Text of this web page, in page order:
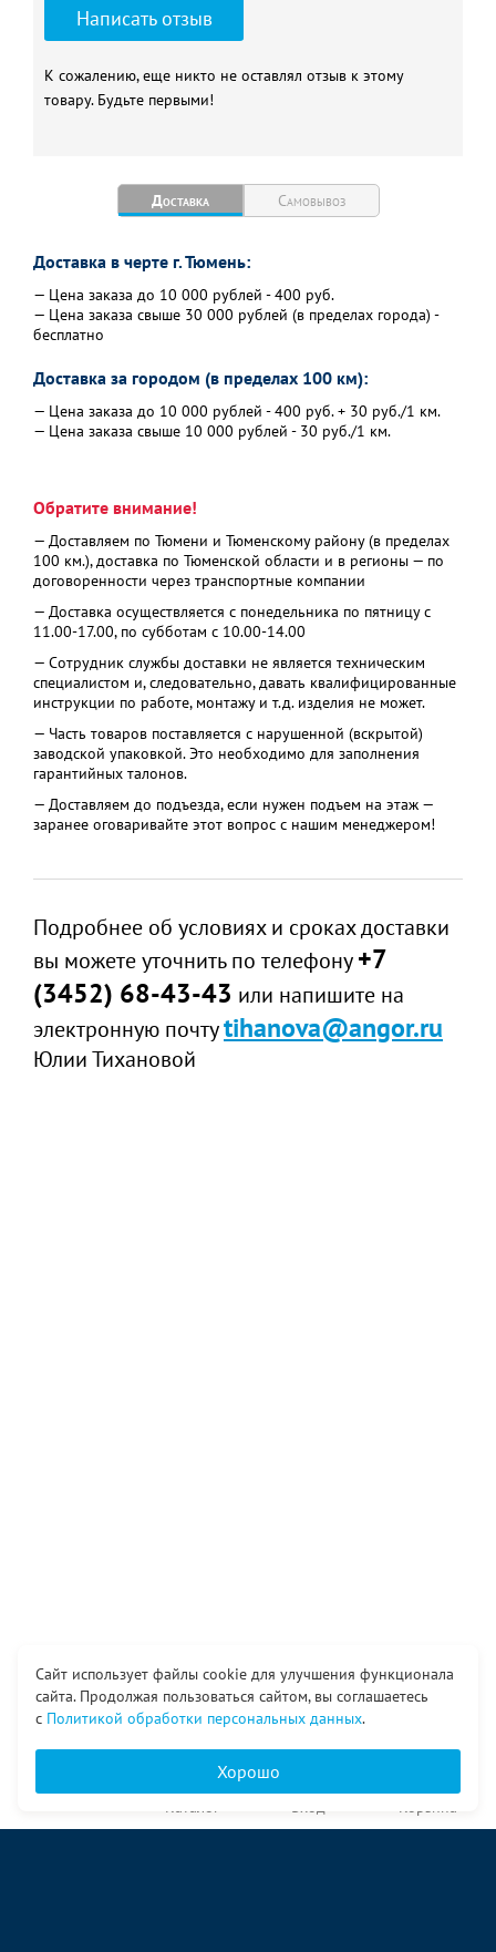
Написать отзыв
К сожалению, еще никто не оставлял отзыв к этому
товару. Будьте первыми!
Доставка Самовывоз
Доставка в черте г. Тюмень:
— Цена заказа до 10 000 рублей - 400 руб.
— Цена заказа свыше 30 000 рублей (в пределах города) -
бесплатно
Доставка за городом (в пределах 100 км):
— Цена заказа до 10 000 рублей - 400 руб. + 30 руб./1 км.
— Цена заказа свыше 10 000 рублей - 30 руб./1 км.
Обратите внимание!
— Доставляем по Тюмени и Тюменскому району (в пределах
100 км.), доставка по Тюменской области и в регионы — по
договоренности через транспортные компании
— Доставка осуществляется с понедельника по пятницу с
11.00-17.00, по субботам с 10.00-14.00
— Сотрудник службы доставки не является техническим
специалистом и, следовательно, давать квалифицированные
инструкции по работе, монтажу и т.д. изделия не может.
— Часть товаров поставляется с нарушенной (вскрытой)
заводской упаковкой. Это необходимо для заполнения
гарантийных талонов.
— Доставляем до подъезда, если нужен подъем на этаж —
заранее оговаривайте этот вопрос с нашим менеджером!
Подробнее об условиях и сроках доставки
вы можете уточнить по телефону+7
(3452) 68-43-43 или напишите на
электронную почтуtihanova@angor.ru
Юлии Тихановой
Сайт использует файлы cookie для улучшения функционала
сайта. Продолжая пользоваться сайтом, вы соглашаетесь
с Политикой обработки персональных данных.
Хорошо